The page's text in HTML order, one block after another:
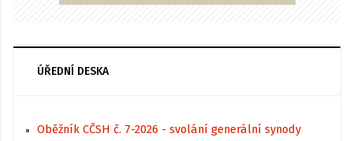
ÚŘEDNÍ DESKA
Oběžník CČSH č. 7-2026 - svolání generální synody